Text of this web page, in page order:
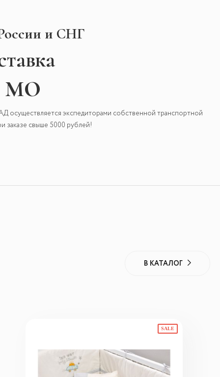
и СНГ
МО
осуществляется экспедиторами собственной транспортной
заказе свыше 5000 рублей!
В КАТАЛОГ
SALE